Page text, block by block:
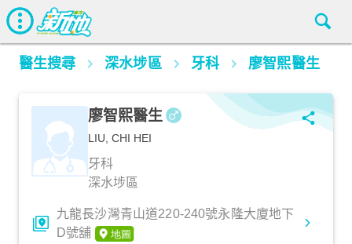
醫生搜尋 深水埗區 牙科 廖智熙醫生
廖智熙醫生
LIU, CHI HEI
牙科
深水埗區
九龍長沙灣青山道220-240號永隆大廈地下
D號舖